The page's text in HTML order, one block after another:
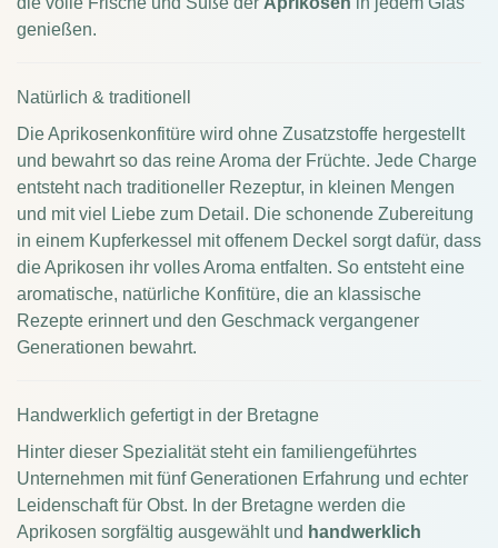
genießen.
Natürlich & traditionell
Die Aprikosenkonfitüre wird ohne Zusatzstoffe hergestellt
und bewahrt so das reine Aroma der Früchte. Jede Charge
entsteht nach traditioneller Rezeptur, in kleinen Mengen
und mit viel Liebe zum Detail. Die schonende Zubereitung
in einem Kupferkessel mit offenem Deckel sorgt dafür, dass
die Aprikosen ihr volles Aroma entfalten. So entsteht eine
aromatische, natürliche Konfitüre, die an klassische
Rezepte erinnert und den Geschmack vergangener
Generationen bewahrt.
Handwerklich gefertigt in der Bretagne
Hinter dieser Spezialität steht ein familiengeführtes
Unternehmen mit fünf Generationen Erfahrung und echter
Leidenschaft für Obst. In der Bretagne werden die
Aprikosen sorgfältig ausgewählt und handwerklich